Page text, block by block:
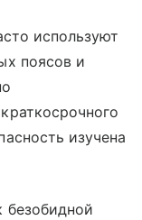
используют
поясов и
изучена
безобидной